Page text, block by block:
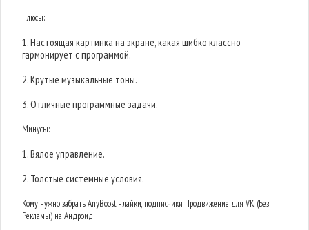
Плюсы:
1. Настоящая картинка на экране, какая шибко классно
гармонирует с программой.
2. Крутые музыкальные тоны.
3. Отличные программные задачи.
Минусы:
1. Вялое управление.
2. Толстые системные условия.
Кому нужно забрать AnyBoost - лайки, подписчики. Продвижение для VK (Без
Рекламы) на Андроид